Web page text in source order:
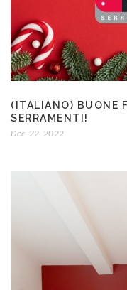
(ITALIANO) BUONE
SERRAMENTI!
Dec 22 2022